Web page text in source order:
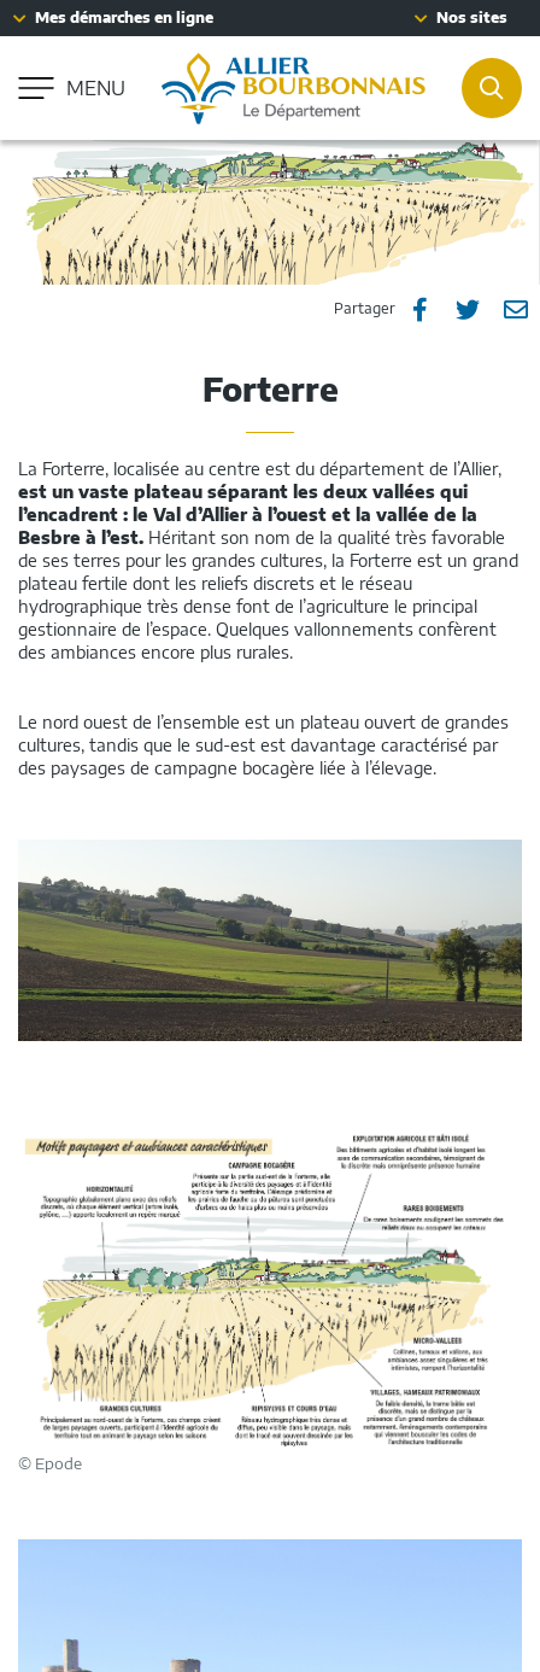
Aller à la recherche
Accessibilité : partiellement conforme
Mes démarches en ligne Nos sites
MENU
Partager Partager
 
Forterre
La Forterre, localisée au centre est du département de l’Allier,
est un vaste plateau séparant les deux vallées qui
l’encadrent : le Val d’Allier à l’ouest et la vallée de la
Besbre à l’est. Héritant son nom de la qualité très favorable
de ses terres pour les grandes cultures, la Forterre est un grand
plateau fertile dont les reliefs discrets et le réseau
hydrographique très dense font de l’agriculture le principal
gestionnaire de l’espace. Quelques vallonnements confèrent
des ambiances encore plus rurales.
Le nord ouest de l’ensemble est un plateau ouvert de grandes
cultures, tandis que le sud-est est davantage caractérisé par
des paysages de campagne bocagère liée à l’élevage.
© Epode
Fenêtre
chat